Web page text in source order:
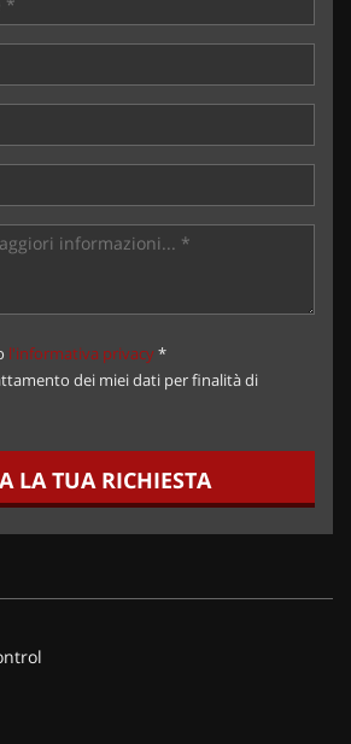
l'informativa privacy*
dei miei dati per finalità di
LA TUA RICHIESTA